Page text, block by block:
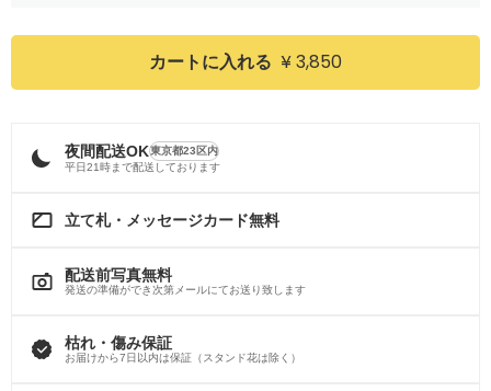
カートに入れる ¥ 3,850
夜間配送OK東京都23区内
平日21時まで配送しております
立て札・メッセージカード無料
配送前写真無料
発送の準備ができ次第メールにてお送り致します
枯れ・傷み保証
お届けから7日以内は保証（スタンド花は除く）